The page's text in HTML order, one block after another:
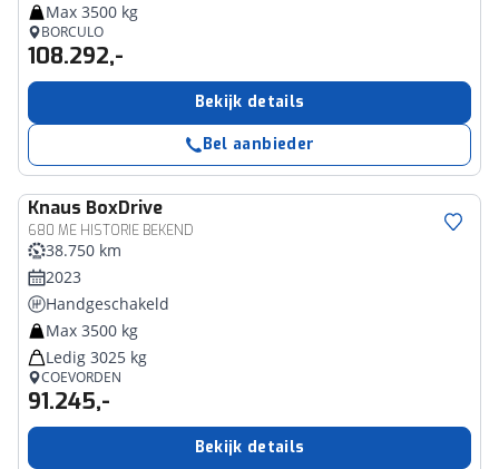
Max 3500 kg
BORCULO
108.292,-
Bekijk details
Bel aanbieder
Knaus BoxDrive
680 ME HISTORIE BEKEND
38.750 km
2023
Handgeschakeld
Max 3500 kg
Ledig 3025 kg
COEVORDEN
91.245,-
Bekijk details